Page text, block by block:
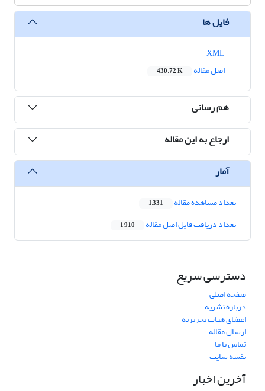
فایل ها
اصل مقاله
430.72 K
هم رسانی
ارجاع به این مقاله
آمار
تعداد مشاهده مقاله 1,331
تعداد دریافت فایل اصل مقاله 1,910
دسترسی سریع
صفحه اصلی
درباره نشریه
اعضای هیات تحریریه
ارسال مقاله
تماس با ما
نقشه سایت
آخرین اخبار